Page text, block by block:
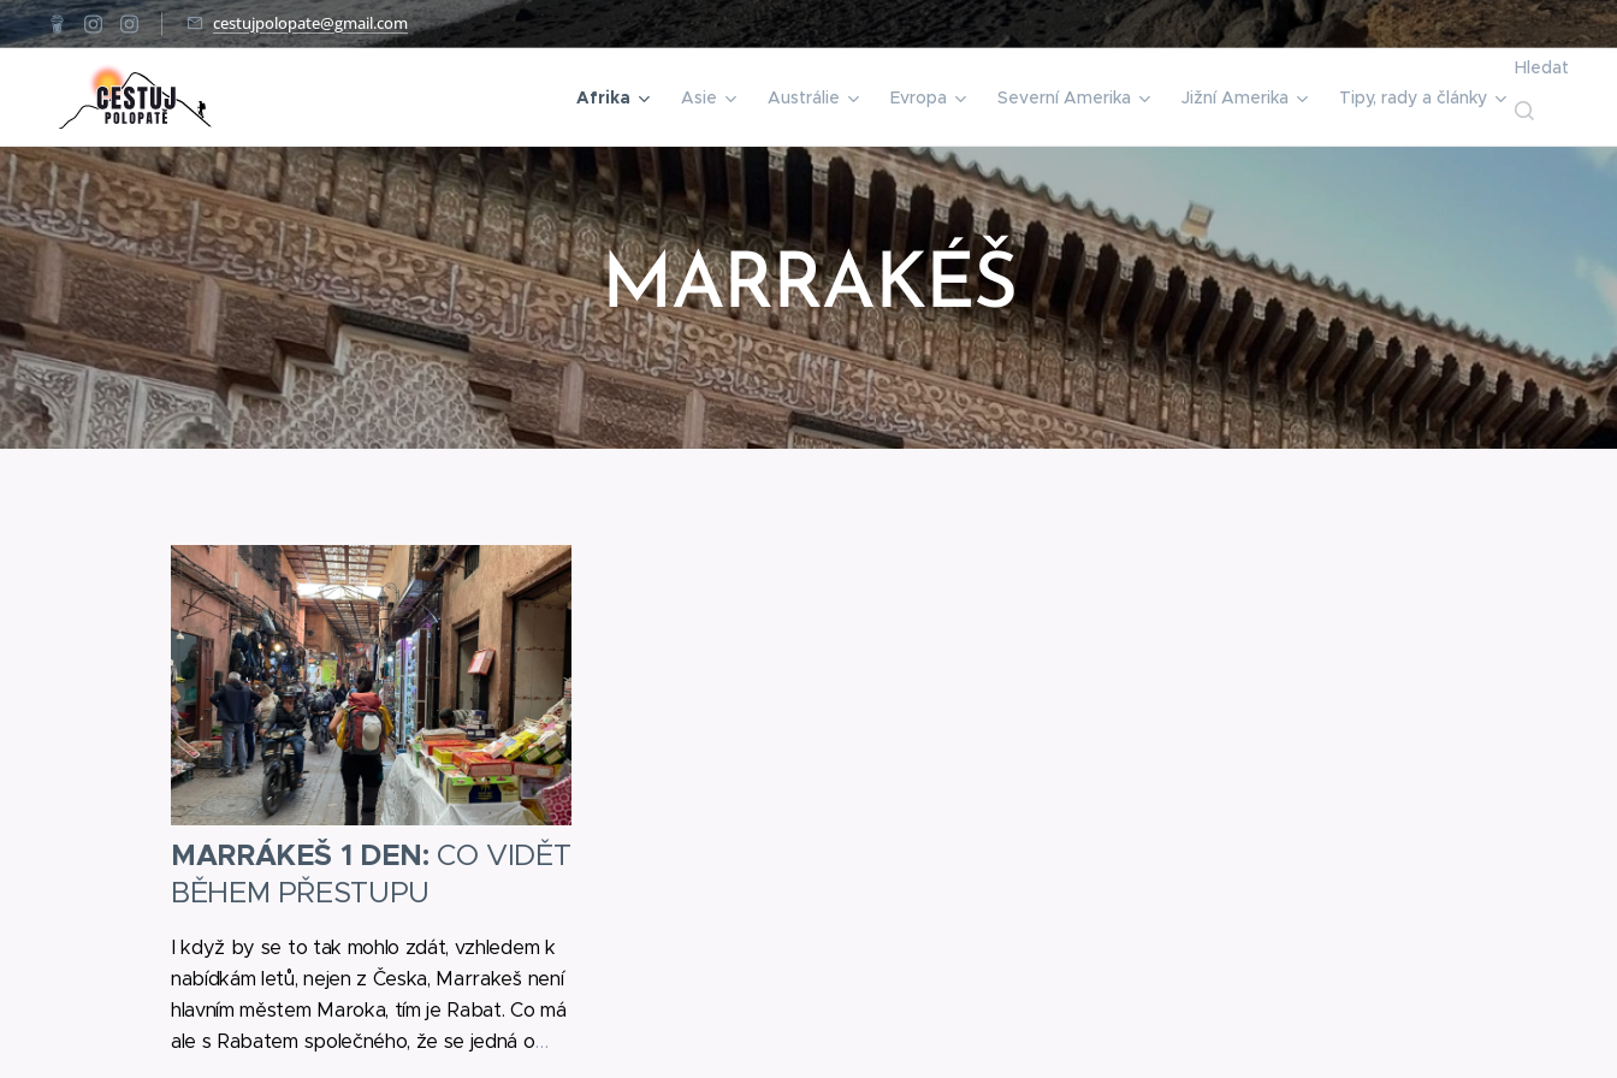
cestujpolopate@gmail.com
Afrika Asie Austrálie Evropa Severní Amerika Jižní Amerika Tipy, rady a články
Hledat
MARRAKÉŠ
MARRÁKEŠ 1 DEN: CO VIDĚT
BĚHEM PŘESTUPU
I když by se to tak mohlo zdát, vzhledem k
nabídkám letů, nejen z Česka, Marrakeš není
hlavním městem Maroka, tím je Rabat. Co má
ale s Rabatem společného, že se jedná o